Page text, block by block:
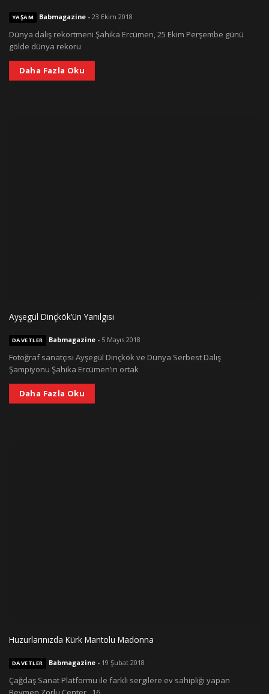
YAŞAM Babmagazine -23 Ekim 2018
Dünya dalış rekortmeni Şahika Ercümen, 25 Ekim Perşembe günü
gölde dünya rekoru
Daha Fazla Oku
Ayşegül Dinçkök’ün Yanılgısı
DAVETLER Babmagazine- 5 Mayıs 2018
Fotoğraf sanatçısı Ayşegül Dinçkök ve Dünya Serbest Dalış
Şampiyonu Şahika Ercümen’in ortak
Daha Fazla Oku
Huzurlarınızda Kürk Mantolu Madonna
DAVETLER Babmagazine- 19 Şubat 2018
Çağdaş Sanat Platformu ile farklı sergilere ev sahipliği yapan